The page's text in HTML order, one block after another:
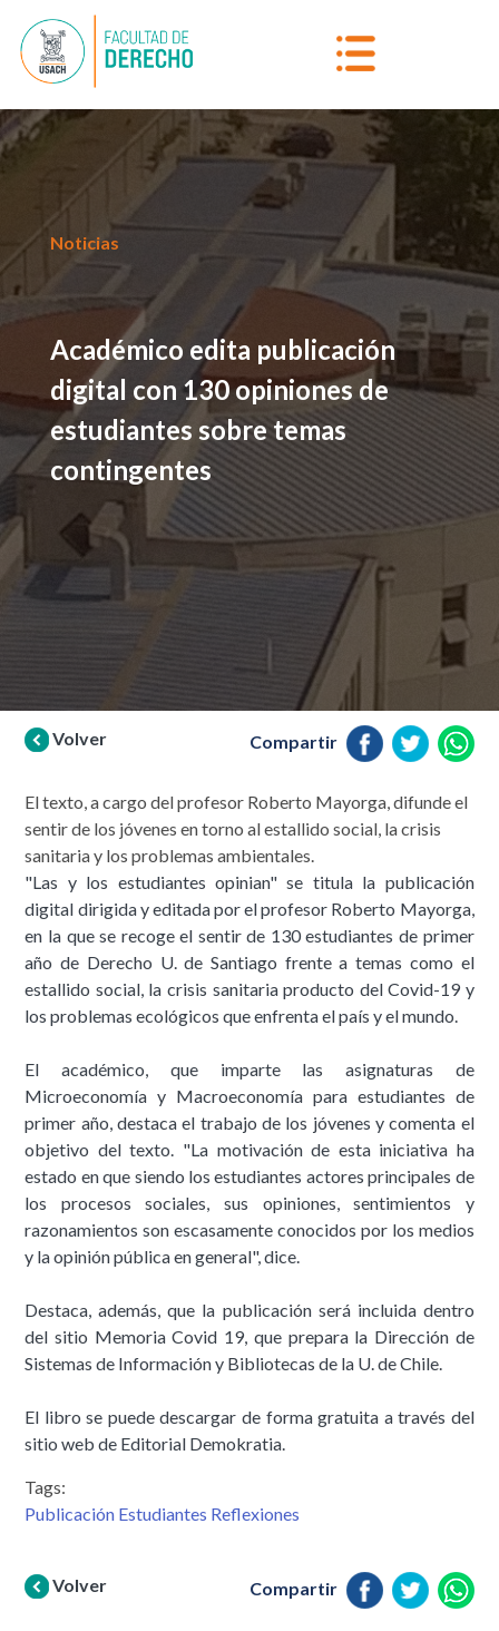
Noticias
Académico edita publicación
digital con 130 opiniones de
estudiantes sobre temas
contingentes
Volver Compartir
El texto, a cargo del profesor Roberto Mayorga, difunde el
sentir de los jóvenes en torno al estallido social, la crisis
sanitaria y los problemas ambientales.
"Las y los estudiantes opinian" se titula la publicación
digital dirigida y editada por el profesor Roberto Mayorga,
en la que se recoge el sentir de 130 estudiantes de primer
año de Derecho U. de Santiago frente a temas como el
estallido social, la crisis sanitaria producto del Covid-19 y
los problemas ecológicos que enfrenta el país y el mundo.
El académico, que imparte las asignaturas de
Microeconomía y Macroeconomía para estudiantes de
primer año, destaca el trabajo de los jóvenes y comenta el
objetivo del texto. "La motivación de esta iniciativa ha
estado en que siendo los estudiantes actores principales de
los procesos sociales, sus opiniones, sentimientos y
razonamientos son escasamente conocidos por los medios
y la opinión pública en general", dice.
Destaca, además, que la publicación será incluida dentro
del sitio Memoria Covid 19, que prepara la Dirección de
Sistemas de Información y Bibliotecas de la U. de Chile.
El libro se puede descargar de forma gratuita a través del
sitio web de Editorial Demokratia.
Tags:
Publicación Estudiantes Reflexiones
Volver Compartir